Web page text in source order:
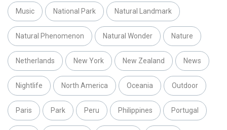
Music National Park Natural Landmark
Natural Phenomenon Natural Wonder Nature
Netherlands New York New Zealand News
Nightlife North America Oceania Outdoor
Paris Park Peru Philippines Portugal